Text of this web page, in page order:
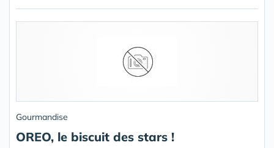
Gourmandise
OREO, le biscuit des stars !